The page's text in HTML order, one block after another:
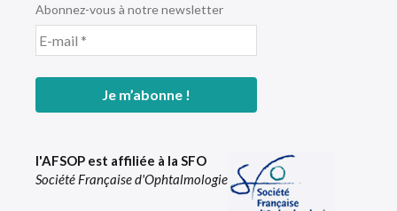
Abonnez-vous à notre newsletter
l'AFSOP est affiliée à la SFO
Société Française d'Ophtalmologie